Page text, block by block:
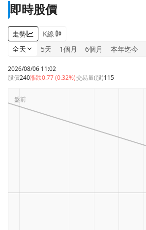
即時股價
走勢
K線
全天
5天 1個月 6個月 本年迄今
2026/08/06 11:02
股價240漲跌0.77 (0.32%)交易量(股)115